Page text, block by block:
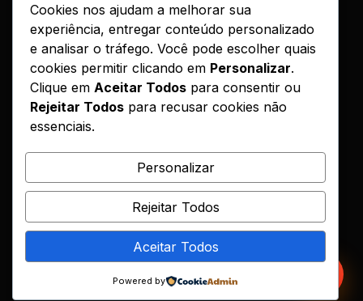
Cursos
Como Funciona
Contato
Politica de Entrega
LEGAL
DMCA
Encontrou seu curso?
© 2026 Hotcursos. Todos os direitos reservados.
Cookies nos ajudam a melhorar sua
experiência, entregar conteúdo personalizado
e analisar o tráfego. Você pode escolher quais
cookies permitir clicando em Personalizar.
Clique em Aceitar Todos para consentir ou
Rejeitar Todos para recusar cookies não
essenciais.
Personalizar
Rejeitar Todos
Aceitar Todos
Powered by